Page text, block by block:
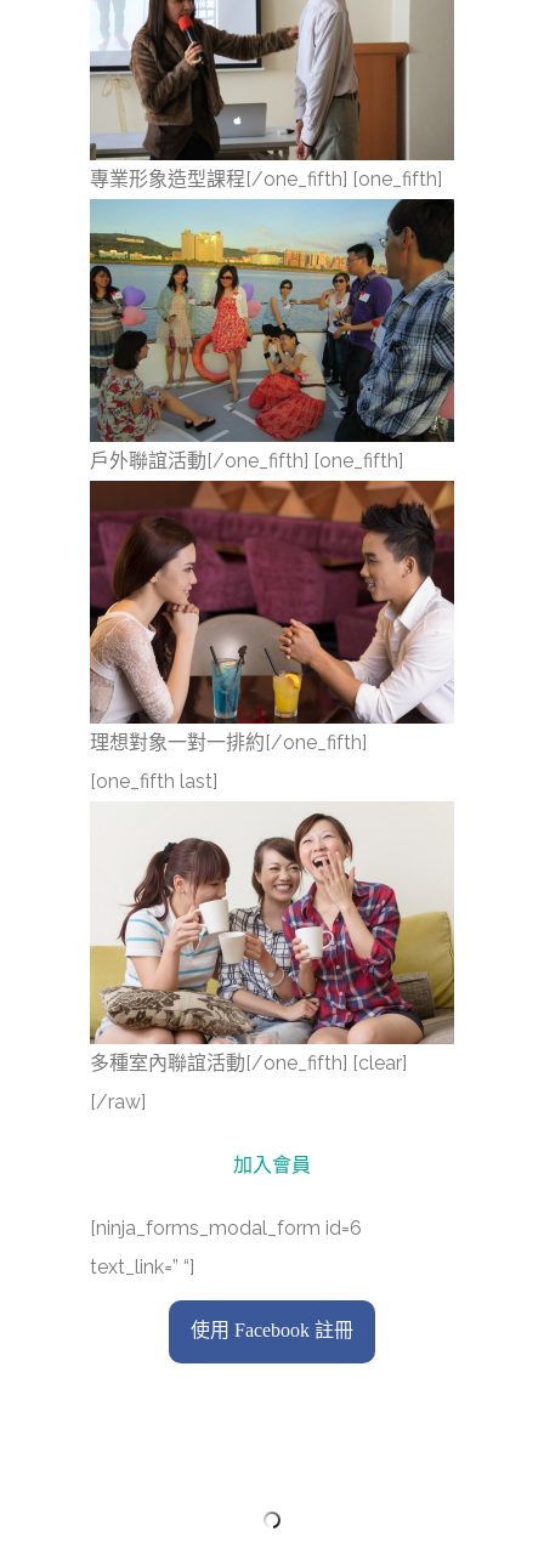
專業形象造型課程[/one_fifth] [one_fifth]
戶外聯誼活動[/one_fifth] [one_fifth]
理想對象一對一排約[/one_fifth]
[one_fifth last]
多種室內聯誼活動[/one_fifth] [clear]
[/raw]
加入會員
[ninja_forms_modal_form id=6
text_link=” “]
使用 Facebook 註冊